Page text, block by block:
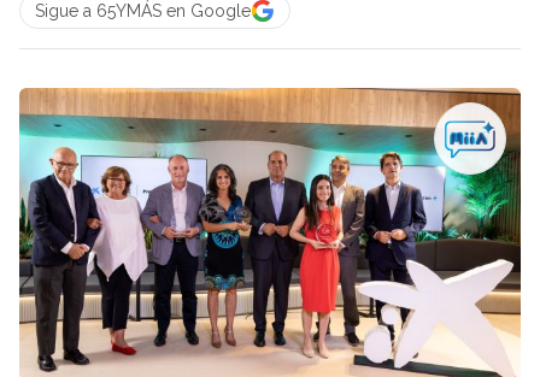
Sigue a 65YMÁS en Google